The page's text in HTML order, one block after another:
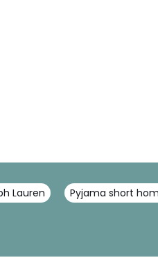
Lauren Pyjama short